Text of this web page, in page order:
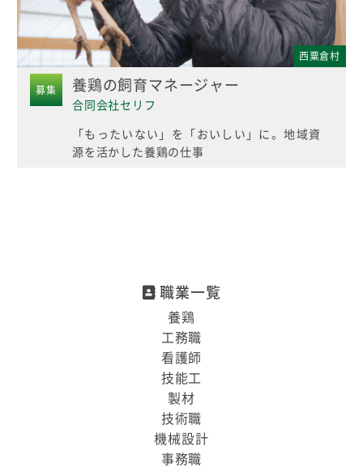
西粟倉村
募集 養鶏の飼育マネージャー
合同会社セリフ
「もったいない」を「おいしい」に。地域資
源を活かした養鶏の仕事
職業一覧
養鶏
工務職
看護師
技能工
製材
技術職
機械設計
事務職